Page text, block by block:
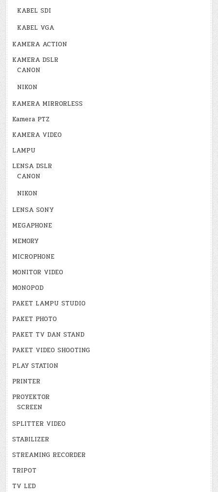
KABEL SDI
KABEL VGA
KAMERA ACTION
KAMERA DSLR
CANON
NIKON
KAMERA MIRRORLESS
Kamera PTZ
KAMERA VIDEO
LAMPU
LENSA DSLR
CANON
NIKON
LENSA SONY
MEGAPHONE
MEMORY
MICROPHONE
MONITOR VIDEO
MONOPOD
PAKET LAMPU STUDIO
PAKET PHOTO
PAKET TV DAN STAND
PAKET VIDEO SHOOTING
PLAY STATION
PRINTER
PROYEKTOR
SCREEN
SPLITTER VIDEO
STABILIZER
STREAMING RECORDER
TRIPOT
TV LED